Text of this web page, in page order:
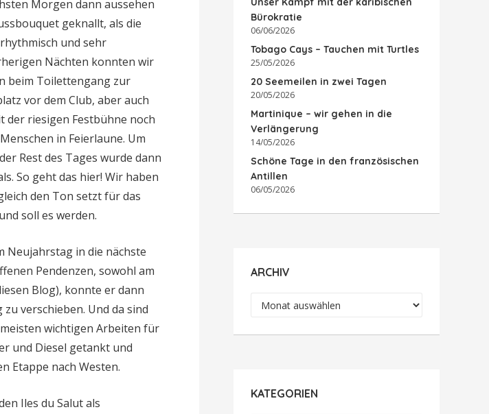
Morgen dann aussehen
geknallt, als die
und sehr
Nächten konnten wir
beim Toilettengang zur
vor dem Club, aber auch
der riesigen Festbühne noch
in Feierlaune. Um
Rest des Tages wurde dann
So geht das hier! Wir haben
den Ton setzt für das
soll es werden.
Neujahrstag in die nächste
Pendenzen, sowohl am
Blog), konnte er dann
verschieben. Und da sind
wichtigen Arbeiten für
und Diesel getankt und
Etappe nach Westen.
Iles du Salut als
Bürokratie
06/06/2026
Tobago Cays – Tauchen mit Turtles
25/05/2026
20 Seemeilen in zwei Tagen
20/05/2026
Martinique – wir gehen in die
Verlängerung
14/05/2026
Schöne Tage in den französischen
Antillen
06/05/2026
ARCHIV
Archiv
KATEGORIEN